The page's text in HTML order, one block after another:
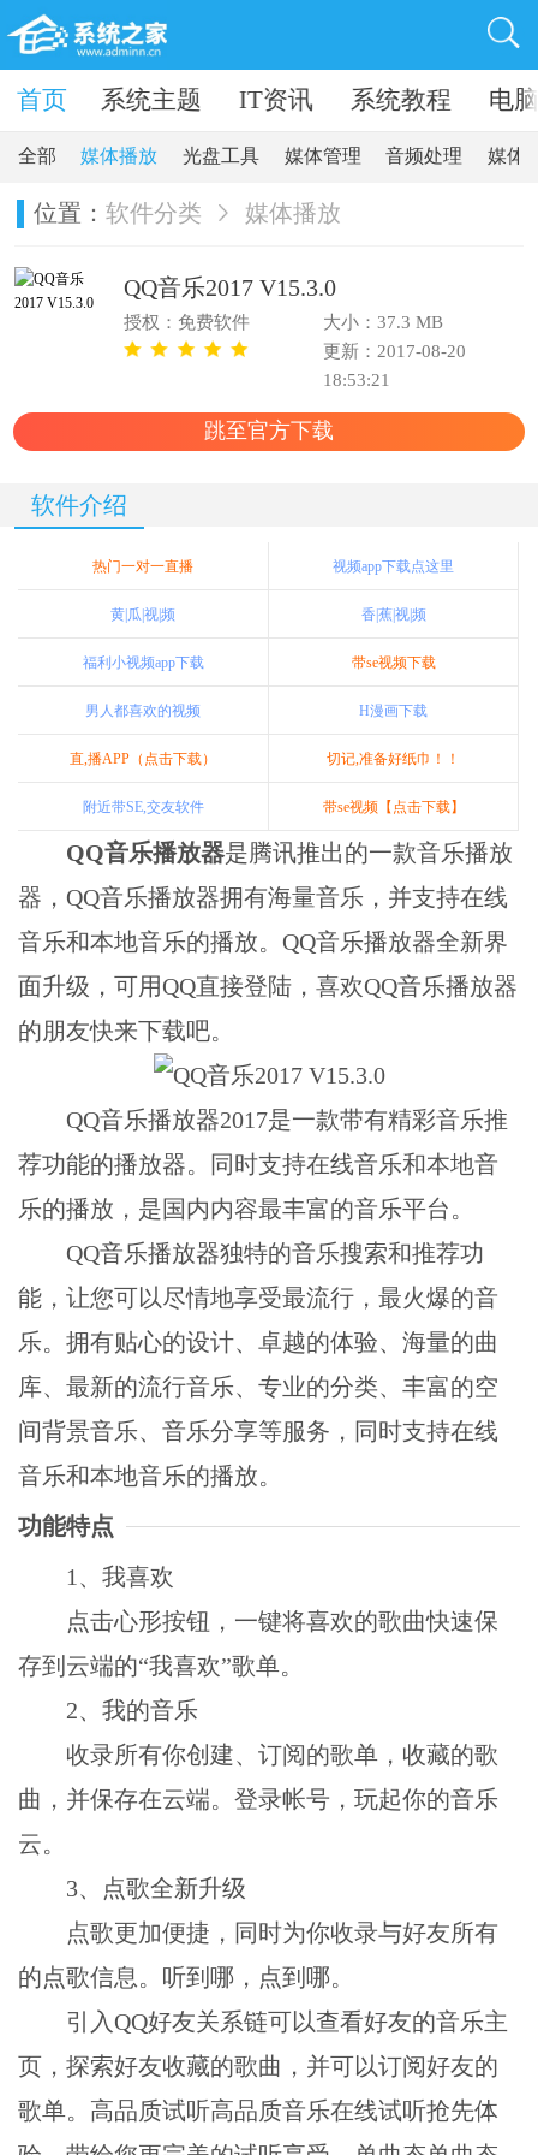
软件 系统主题 IT资讯 系统教程 电
首页
全部 媒体播放 光盘工具 媒体管理 音频处理 媒体
位置： 软件分类 媒体播放
QQ音乐2017 V15.3.0
授权：免费软件
大小：37.3 MB
更新：2017-08-20
18:53:21
跳至官方下载
软件介绍
热门一对一直播 视频app下载点这里
黄|瓜|视|频 香|蕉|视|频
福利小视频app下载 带se视频下载
男人都喜欢的视频 H漫画下载
直,播APP（点击下载） 切记,准备好纸巾！！
附近带SE,交友软件 带se视频【点击下载】
QQ音乐播放器是腾讯推出的一款音乐播放
器，QQ音乐播放器拥有海量音乐，并支持在线
音乐和本地音乐的播放。QQ音乐播放器全新界
面升级，可用QQ直接登陆，喜欢QQ音乐播放器
的朋友快来下载吧。
QQ音乐播放器2017是一款带有精彩音乐推
荐功能的播放器。同时支持在线音乐和本地音
乐的播放，是国内内容最丰富的音乐平台。
QQ音乐播放器独特的音乐搜索和推荐功
能，让您可以尽情地享受最流行，最火爆的音
乐。拥有贴心的设计、卓越的体验、海量的曲
库、最新的流行音乐、专业的分类、丰富的空
间背景音乐、音乐分享等服务，同时支持在线
音乐和本地音乐的播放。
功能特点
1、我喜欢
点击心形按钮，一键将喜欢的歌曲快速保
存到云端的“我喜欢”歌单。
2、我的音乐
收录所有你创建、订阅的歌单，收藏的歌
曲，并保存在云端。登录帐号，玩起你的音乐
云。
3、点歌全新升级
点歌更加便捷，同时为你收录与好友所有
的点歌信息。听到哪，点到哪。
引入QQ好友关系链可以查看好友的音乐主
页，探索好友收藏的歌曲，并可以订阅好友的
歌单。高品质试听高品质音乐在线试听抢先体